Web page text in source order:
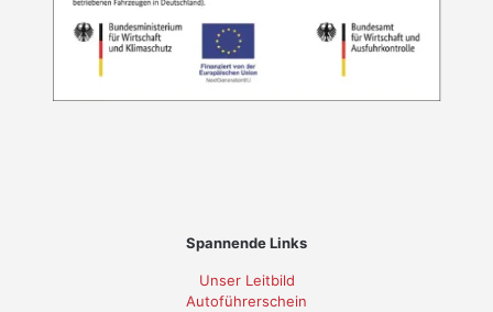
Spannende Links
Unser Leitbild
Autoführerschein